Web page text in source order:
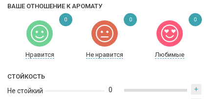
ВАШЕ ОТНОШЕНИЕ К АРОМАТУ
Нравится Не нравится Любимые
0 0 0
СТОЙКОСТЬ
Не стойкий
0 +